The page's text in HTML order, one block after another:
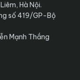
Hà Nội.
số 419/GP-Bộ
Mạnh Thắng